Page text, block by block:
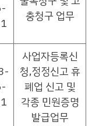
충청구 업무
사업자등록신
청,정정신고 휴
폐업 신고 및
각종 민원증명
발급업무